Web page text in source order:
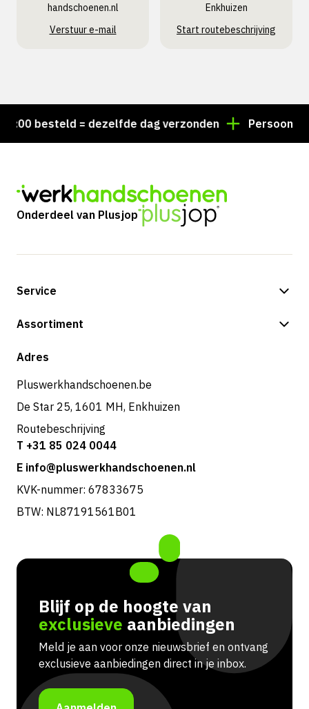
handschoenen.nl
Verstuur e-mail
Enkhuizen
Start routebeschrijving
besteld = dezelfde dag verzonden Persoonlijk
Onderdeel van Plusjop
Service
Betalingsmogelijkheden
Retouren & service
Assortiment
Shop
Adres
Pluswerkhandschoenen.be
De Star 25, 1601 MH, Enkhuizen
Routebeschrijving
T +31 85 024 0044
E info@pluswerkhandschoenen.nl
KVK-nummer: 67833675
BTW: NL87191561B01
Blijf op de hoogte van
exclusieve aanbiedingen
Meld je aan voor onze nieuwsbrief en ontvang
exclusieve aanbiedingen direct in je inbox.